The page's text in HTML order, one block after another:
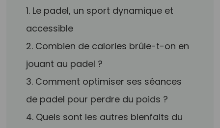
1. Le padel, un sport dynamique et
accessible
2. Combien de calories brûle-t-on en
jouant au padel ?
3. Comment optimiser ses séances
de padel pour perdre du poids ?
4. Quels sont les autres bienfaits du